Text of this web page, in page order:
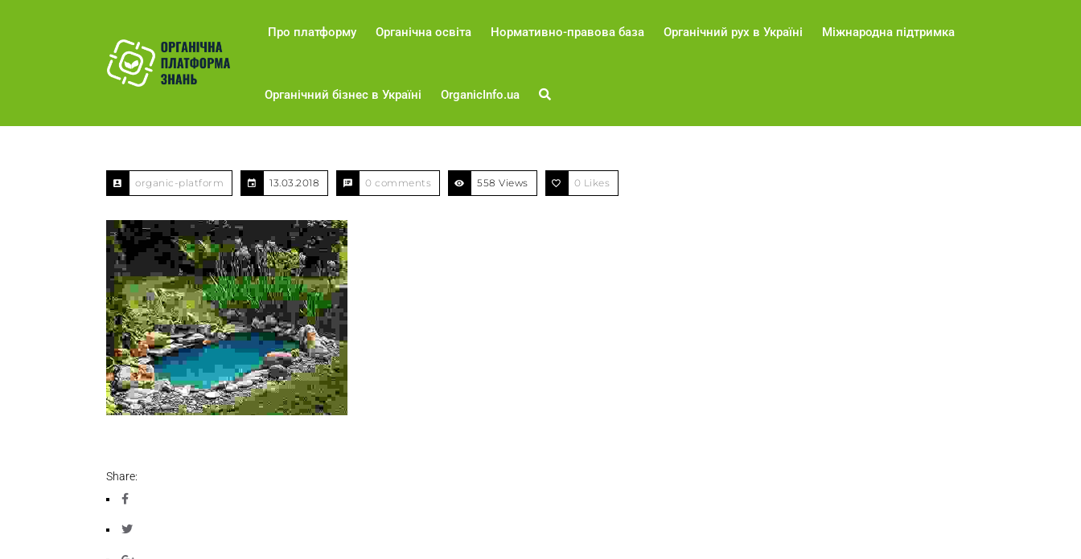
Про платформу Органічна освіта Нормативно-правова база Органічний рух в Україні Міжнародна підтримка
Органічний бізнес в Україні OrganicInfo.ua
organic-platform 13.03.2018 0 comments 558 Views 0 Likes
Share: